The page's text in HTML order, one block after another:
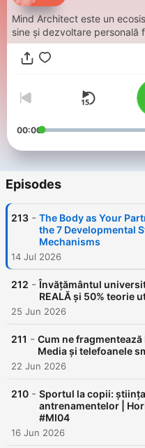
Mind Architect este un
sine și dezvoltare personală
00:00
Episodes
213 - The Body as Your
the 7 Developmental
Mechanisms
14 Jul 2026
212 - Învățământul
REALĂ și 50% teorie
25 Jun 2026
211 - Cum ne
Media și telefoanele
22 Jun 2026
210 - Sportul la copii:
antrenamentelor |
#MI04
16 Jun 2026